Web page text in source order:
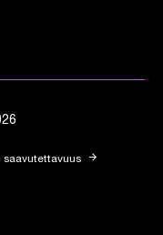
välilehteen
uuteen välilehteen
uuteen välilehteen
Linkki avautuu uuteen
saavutettavuus arrow_forward